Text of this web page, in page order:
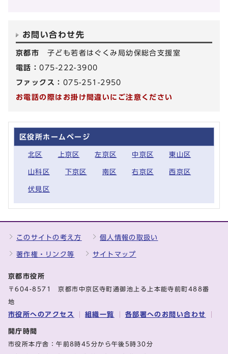
お問い合わせ先
京都市 子ども若者はぐくみ局幼保総合支援室
電話：075-222-3900
ファックス： 075-251-2950
お電話の際はお掛け間違いにご注意ください
区役所ホームページ
北区 上京区 左京区 中京区 東山区
山科区 下京区 南区 右京区 西京区
伏見区
このサイトの考え方 個人情報の取扱い
著作権・リンク等 サイトマップ
京都市役所
〒604-8571 京都市中京区寺町通御池上る上本能寺前町488番
地
市役所へのアクセス 組織一覧 各部署へのお問い合わせ
開庁時間
市役所本庁舎：午前8時45分から午後5時30分